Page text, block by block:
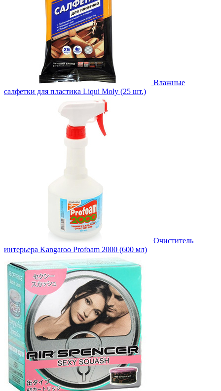
Влажные
салфетки для пластика Liqui Moly (25 шт.)
Очиститель
интерьера Kangaroo Profoam 2000 (600 мл)